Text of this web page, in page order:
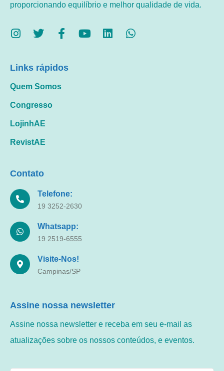
proporcionando equilíbrio e melhor qualidade de vida.
Links rápidos
Quem Somos
Congresso
LojinhAE
RevistAE
Contato
Telefone:
19 3252-2630
Whatsapp:
19 2519-6555
Visite-Nos!
Campinas/SP
Assine nossa newsletter
Assine nossa newsletter e receba em seu e-mail as
atualizações sobre os nossos conteúdos, e eventos.